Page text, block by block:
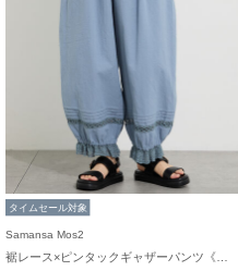
タイムセール対象
Samansa Mos2